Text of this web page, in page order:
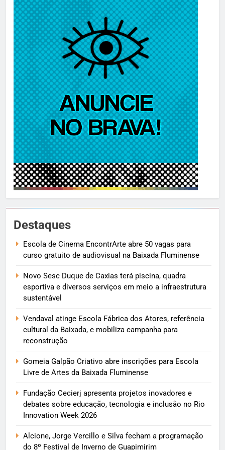
Destaques
Escola de Cinema EncontrArte abre 50 vagas para
curso gratuito de audiovisual na Baixada Fluminense
Novo Sesc Duque de Caxias terá piscina, quadra
esportiva e diversos serviços em meio a infraestrutura
sustentável
Vendaval atinge Escola Fábrica dos Atores, referência
cultural da Baixada, e mobiliza campanha para
reconstrução
Gomeia Galpão Criativo abre inscrições para Escola
Livre de Artes da Baixada Fluminense
Fundação Cecierj apresenta projetos inovadores e
debates sobre educação, tecnologia e inclusão no Rio
Innovation Week 2026
Alcione, Jorge Vercillo e Silva fecham a programação
do 8º Festival de Inverno de Guapimirim